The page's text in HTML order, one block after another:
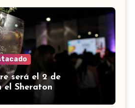
será el 2 de
el Sheraton